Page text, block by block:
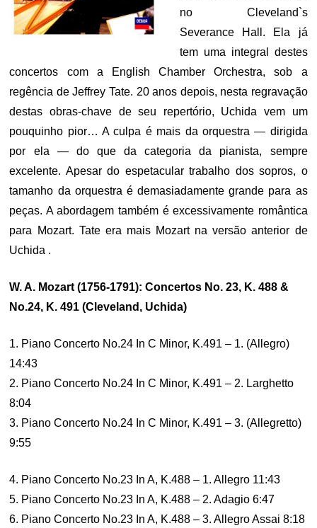
no Cleveland`s
Severance Hall. Ela já
tem uma integral destes
concertos com a English Chamber Orchestra, sob a
regência de Jeffrey Tate. 20 anos depois, nesta regravação
destas obras-chave de seu repertório, Uchida vem um
pouquinho pior… A culpa é mais da orquestra — dirigida
por ela — do que da categoria da pianista, sempre
excelente. Apesar do espetacular trabalho dos sopros, o
tamanho da orquestra é demasiadamente grande para as
peças. A abordagem também é excessivamente romântica
para Mozart. Tate era mais Mozart na versão anterior de
Uchida .
W. A. Mozart (1756-1791): Concertos No. 23, K. 488 &
No.24, K. 491 (Cleveland, Uchida)
1. Piano Concerto No.24 In C Minor, K.491 – 1. (Allegro)
14:43
2. Piano Concerto No.24 In C Minor, K.491 – 2. Larghetto
8:04
3. Piano Concerto No.24 In C Minor, K.491 – 3. (Allegretto)
9:55
4. Piano Concerto No.23 In A, K.488 – 1. Allegro 11:43
5. Piano Concerto No.23 In A, K.488 – 2. Adagio 6:47
6. Piano Concerto No.23 In A, K.488 – 3. Allegro Assai 8:18